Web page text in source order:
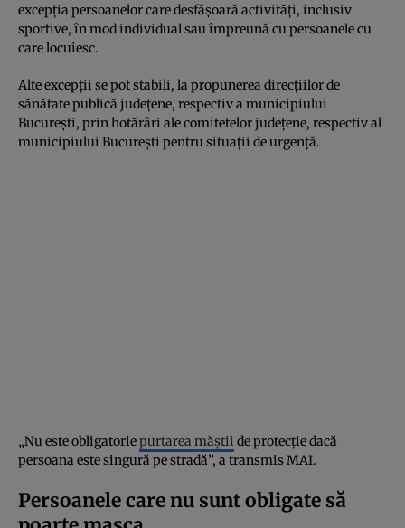
excepția persoanelor care desfășoară activități, inclusiv
sportive, în mod individual sau împreună cu persoanele cu
care locuiesc.
Alte excepții se pot stabili, la propunerea direcțiilor de
sănătate publică județene, respectiv a municipiului
București, prin hotărâri ale comitetelor județene, respectiv al
municipiului București pentru situații de urgență.
„Nu este obligatoriepurtarea măștii de protecție dacă
persoana este singură pe stradă”, a transmis MAI.
Persoanele care nu sunt obligate să